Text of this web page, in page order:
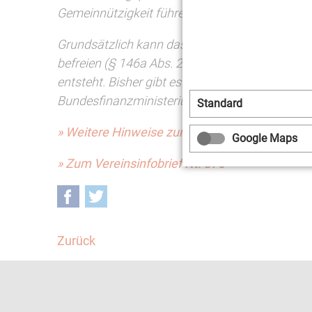
Gemeinnützigkeit führen, weil kein
Grundsätzlich kann das Finanzamt den
befreien (§ 146a Abs. 2 AO). Eine Befreiung
entsteht. Bisher gibt es keine Vorgaben der
Bundesfinanzministeriums ist die Frage, ob
» Weitere Hinweise zum Thema Bonpflicht
» Zum Vereinsinfobrief Nt. 376
Facebook
Zurück
Standard
Google Maps